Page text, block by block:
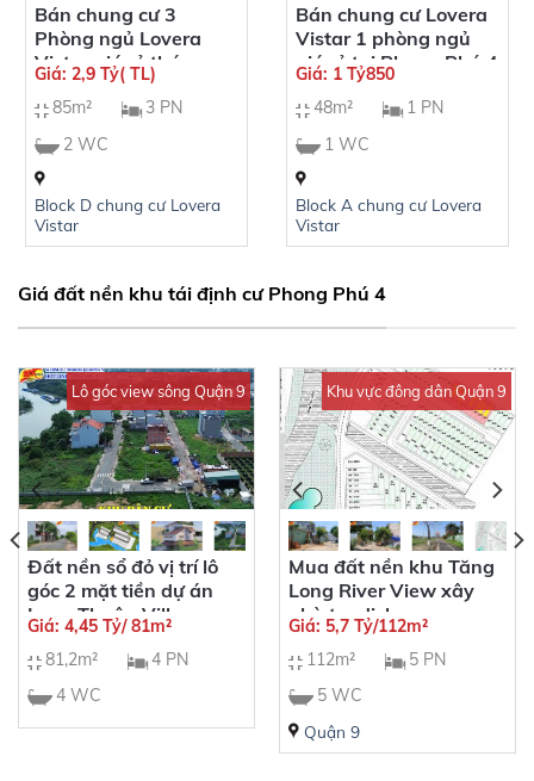
Bán chung cư 3
Phòng ngủ Lovera
Vistar giá rẻ tháng
5/2024
Giá: 2,9 Tỷ( TL)
85m²
3 PN
2 WC
Block D chung cư Lovera
Vistar
Bán chung cư Lovera
Vistar 1 phòng ngủ
giá rẻ tại Phong Phú 4
Bình Chánh
Giá: 1 Tỷ850
48m²
1 PN
1 WC
Block A chung cư Lovera
Vistar
Giá đất nền khu tái định cư Phong Phú 4
Lô góc view sông Quận 9
Đất nền sổ đỏ vị trí lô
góc 2 mặt tiền dự án
Long Thuận Villa
Riverside
Giá: 4,45 Tỷ/ 81m²
81,2m²
4 PN
4 WC
Khu vực đông dân Quận 9
Mua đất nền khu Tăng
Long River View xây
nhà trọ dịch vụ
Giá: 5,7 Tỷ/112m²
112m²
5 PN
5 WC
Quận 9